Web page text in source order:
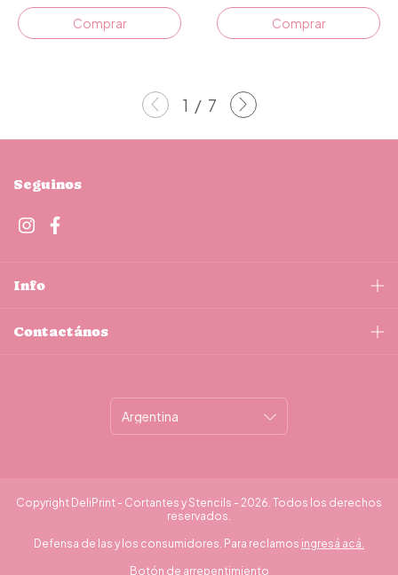
Comprar Comprar
1 / 7
Seguinos
Info
Contactános
Copyright DeliPrint - Cortantes y Stencils - 2026. Todos los derechos
reservados.
Defensa de las y los consumidores. Para reclamos ingresá acá.
Botón de arrepentimiento